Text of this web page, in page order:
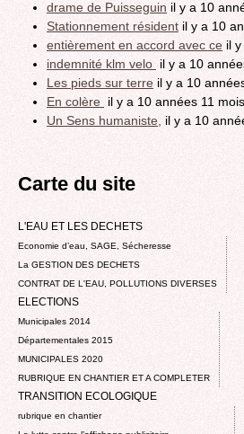
drame de Puisseguin il y a 10
Stationnement résident il y a 10
entièrement en accord avec ce il
indemnité klm velo il y a 10
Les pieds sur terre il y a 10
En colère il y a 10 années 11 mois
Un Sens humaniste, il y a 10
Carte du site
L'EAU ET LES DECHETS
Economie d’eau, SAGE, Sécheresse
La GESTION DES DECHETS
CONTRAT DE L'EAU, POLLUTIONS DIVERSES
ELECTIONS
Municipales 2014
Départementales 2015
MUNICIPALES 2020
RUBRIQUE EN CHANTIER ET A COMPLETER
TRANSITION ECOLOGIQUE
rubrique en chantier